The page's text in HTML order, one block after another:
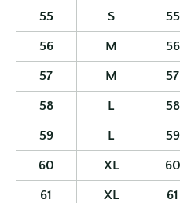
55 S 55
56 M 56
57 M 57
58 L 58
59 L 59
60 XL 60
61 XL 61